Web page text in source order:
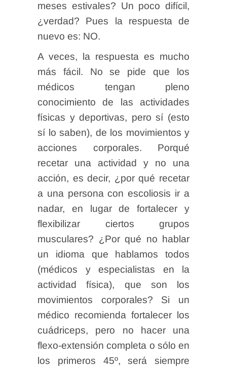
meses estivales? Un poco difícil,
¿verdad? Pues la respuesta de
nuevo es: NO.
A veces, la respuesta es mucho
más fácil. No se pide que los
médicos tengan pleno
conocimiento de las actividades
físicas y deportivas, pero sí (esto
sí lo saben), de los movimientos y
acciones corporales. Porqué
recetar una actividad y no una
acción, es decir, ¿por qué recetar
a una persona con escoliosis ir a
nadar, en lugar de fortalecer y
flexibilizar ciertos grupos
musculares? ¿Por qué no hablar
un idioma que hablamos todos
(médicos y especialistas en la
actividad física), que son los
movimientos corporales? Si un
médico recomienda fortalecer los
cuádriceps, pero no hacer una
flexo-extensión completa o sólo en
los primeros 45º, será siempre